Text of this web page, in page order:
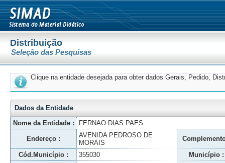
Distribuição
Seleção das Pesquisas
Clique na entidade desejada para obter dados Gerais, Pedido,
Dados da Entidade
Nome da Entidade :
FERNAO DIAS PAES
Endereço :
AVENIDA PEDROSO DE
MORAIS
Cód.Município : 355030 Município :